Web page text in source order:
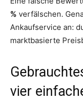
% verfälschen.
Ankaufservice an:
marktbasierte
vier